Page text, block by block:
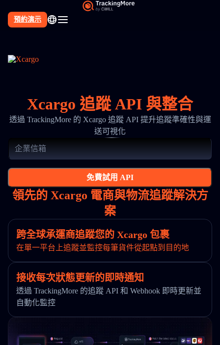
預約演示
Xcargo 追蹤 API 與整合
透過 TrackingMore 的 Xcargo 追蹤 API 提升追蹤準確性與運
送可視化
免費試用 API
領先的 Xcargo 電商與物流追蹤解決方
案
跨全球承運商追蹤您的 Xcargo 包裹
在單一平台上追蹤並監控每筆貨件從起點到目的地
接收每次狀態更新的即時通知
透過 TrackingMore 的追蹤 API 和 Webhook 即時更新並
自動化監控